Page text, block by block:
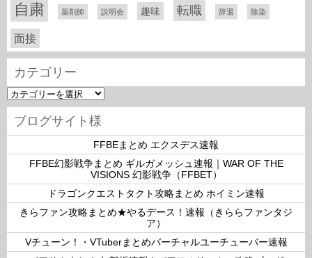
自粛 薬剤師 説明会 趣味 転職 辞退 除染
面接
カテゴリー
カ
テ
ゴ
ー
ブログサイト様
FFBEまとめ エクスデス速報
FFBE幻影戦争まとめ ギルガメッシュ速報｜WAR OF THE
VISIONS 幻影戦争（FFBET）
ドラゴンクエストタクト攻略まとめ ホイミン速報
きらファン攻略まとめ★やるデース！速報（きららファンタジ
ア）
Vチューン！・VTuberまとめバーチャルユーチューバー速報